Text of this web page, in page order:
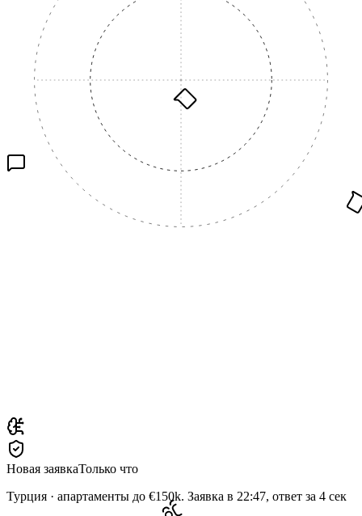
Новая заявкаТолько что
Турция · апартаменты до €150k. Заявка в 22:47, ответ за 4 сек